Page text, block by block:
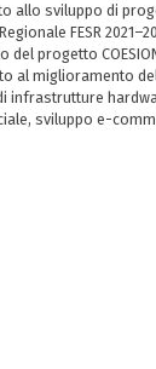
allo sviluppo di
FESR
del progetto
al miglioramento
infrastrutture
sviluppo e-